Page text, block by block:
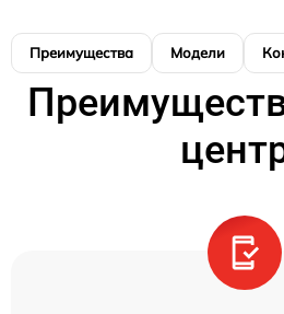
Преимущества Модели